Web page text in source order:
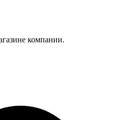
компании.